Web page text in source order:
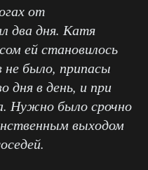
от
два дня. Катя
ей становилось
было, припасы
дня в день, и при
Нужно было срочно
выходом